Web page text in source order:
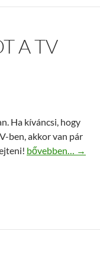
A TV
Ha kíváncsi, hogy
ben, akkor van pár
Ejtsünk pár szót
bővebben… →